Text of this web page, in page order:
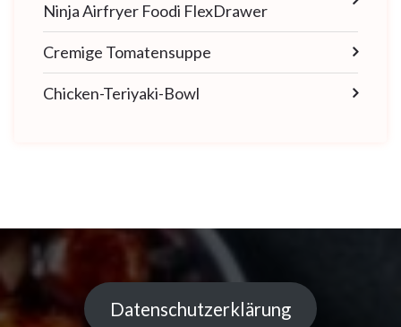
Ninja Airfryer Foodi FlexDrawer
Cremige Tomatensuppe
Chicken-Teriyaki-Bowl
Datenschutzerklärung